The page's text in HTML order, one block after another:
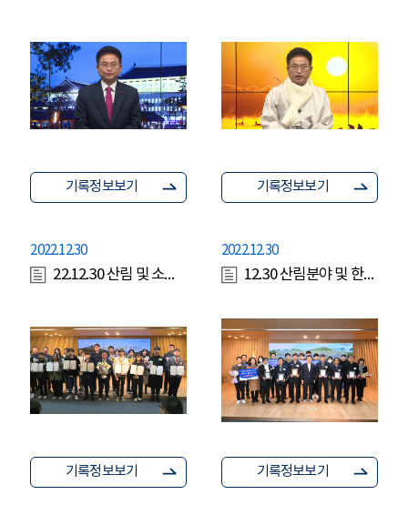
기록정보보기 기록정보보기
2022.12.30
22.12.30 산림 및 소방 도정유공 시상식
기록정보보기
2022.12.30
12.30 산림분야 및 한국119청소년단 시상식
기록정보보기